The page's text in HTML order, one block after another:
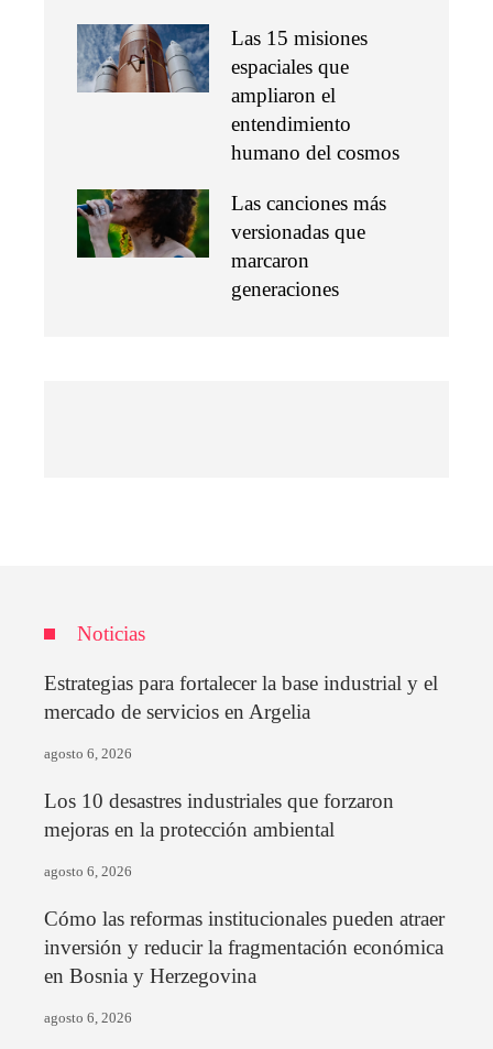
Las 15 misiones
espaciales que
ampliaron el
entendimiento
humano del cosmos
Las canciones más
versionadas que
marcaron
generaciones
Noticias
Estrategias para fortalecer la base industrial y el
mercado de servicios en Argelia
agosto 6, 2026
Los 10 desastres industriales que forzaron
mejoras en la protección ambiental
agosto 6, 2026
Cómo las reformas institucionales pueden atraer
inversión y reducir la fragmentación económica
en Bosnia y Herzegovina
agosto 6, 2026